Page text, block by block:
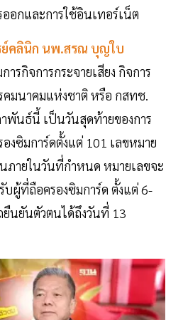
ออกและการใช้อินเทอร์เน็ต
ย์คลินิก นพ.สรณ บุญใบ
ารกิจการกระจายเสียง กิจการ
มนาคมแห่งชาติ หรือ กสทช.
พันธ์นี้ เป็นวันสุดท้ายของการ
งซิมการ์ดตั้งแต่ 101 เลขหมาย
ายในวันที่กำหนด หมายเลขจะ
บผู้ที่ถือครองซิมการ์ด ตั้งแต่ 6-
ยืนยันตัวตนได้ถึงวันที่ 13